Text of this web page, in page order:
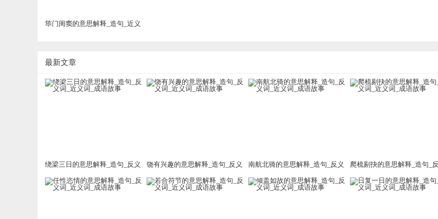
筚门闺窦的意思解释_造句_近义
最新文章
绕梁三日的意思解释_造句_反义
词_近义词_成语故事
饶有兴趣的意思解释_造句_反义
词_近义词_成语故事
南航北骑的意思解释_造句_反义
词_近义词_成语故事
爬梳剔抉的意思解释_造句_
词_近义词_成语故事